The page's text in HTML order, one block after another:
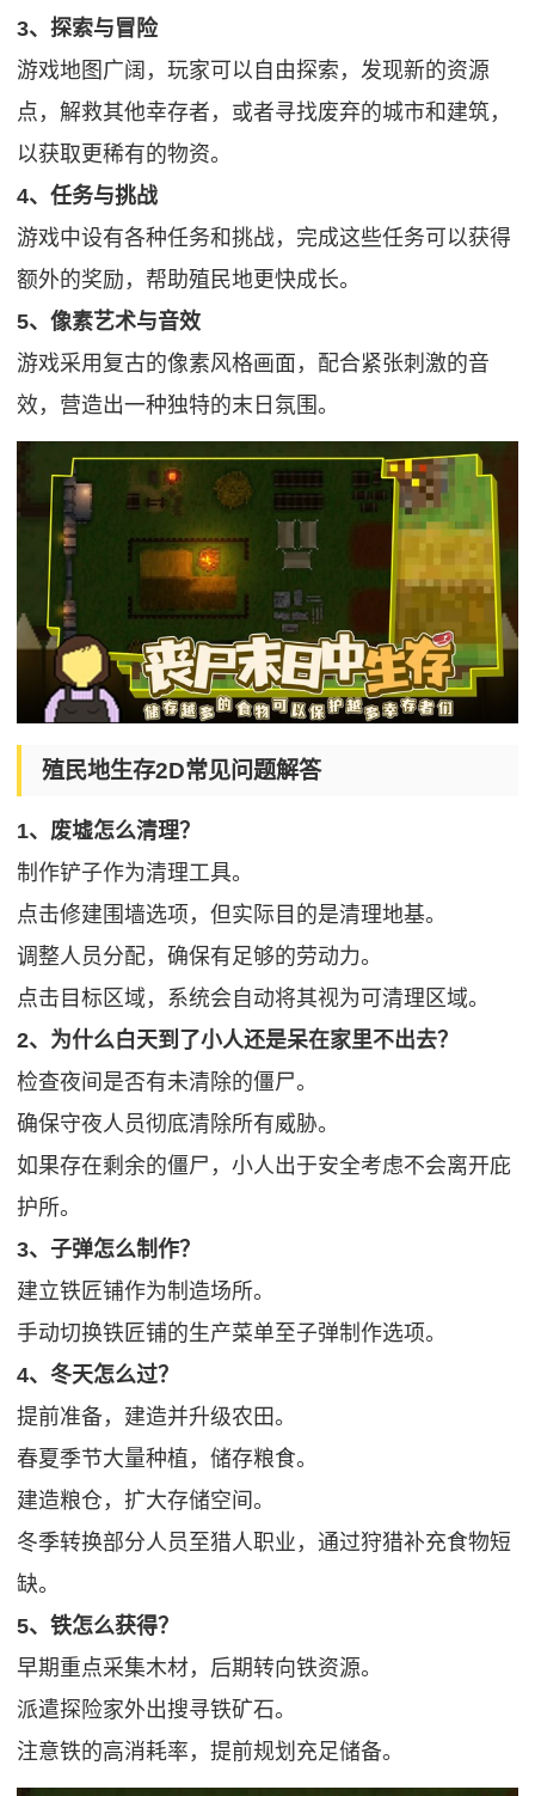
3、探索与冒险
游戏地图广阔，玩家可以自由探索，发现新的资源
点，解救其他幸存者，或者寻找废弃的城市和建筑，
以获取更稀有的物资。
4、任务与挑战
游戏中设有各种任务和挑战，完成这些任务可以获得
额外的奖励，帮助殖民地更快成长。
5、像素艺术与音效
游戏采用复古的像素风格画面，配合紧张刺激的音
效，营造出一种独特的末日氛围。
殖民地生存2D常见问题解答
1、废墟怎么清理？
制作铲子作为清理工具。
点击修建围墙选项，但实际目的是清理地基。
调整人员分配，确保有足够的劳动力。
点击目标区域，系统会自动将其视为可清理区域。
2、为什么白天到了小人还是呆在家里不出去？
检查夜间是否有未清除的僵尸。
确保守夜人员彻底清除所有威胁。
如果存在剩余的僵尸，小人出于安全考虑不会离开庇
护所。
3、子弹怎么制作？
建立铁匠铺作为制造场所。
手动切换铁匠铺的生产菜单至子弹制作选项。
4、冬天怎么过？
提前准备，建造并升级农田。
春夏季节大量种植，储存粮食。
建造粮仓，扩大存储空间。
冬季转换部分人员至猎人职业，通过狩猎补充食物短
缺。
5、铁怎么获得？
早期重点采集木材，后期转向铁资源。
派遣探险家外出搜寻铁矿石。
注意铁的高消耗率，提前规划充足储备。